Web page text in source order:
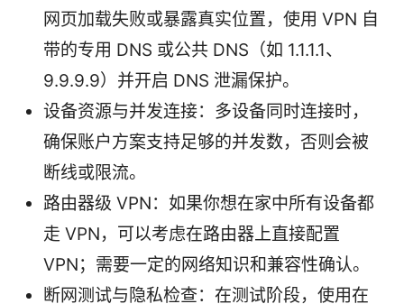
网页加载失败或暴露真实位置，使用 VPN 自
带的专用 DNS 或公共 DNS（如 1.1.1.1、
9.9.9.9）并开启 DNS 泄漏保护。
设备资源与并发连接：多设备同时连接时，
确保账户方案支持足够的并发数，否则会被
断线或限流。
路由器级 VPN：如果你想在家中所有设备都
走 VPN，可以考虑在路由器上直接配置
VPN；需要一定的网络知识和兼容性确认。
断网测试与隐私检查：在测试阶段，使用在